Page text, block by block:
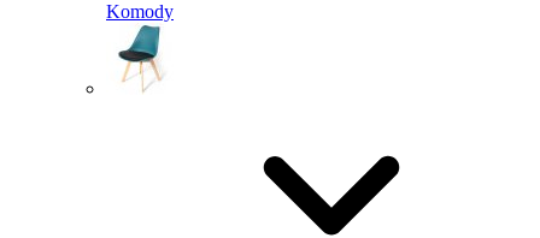
Komody